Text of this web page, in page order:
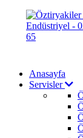
Anasayfa
Servisler